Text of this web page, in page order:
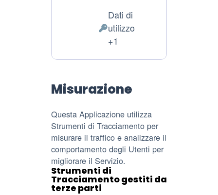
trattamento:
Dati
Personali
trattati:
Dati di
utilizzo
+1
Misurazione
Questa Applicazione utilizza
Strumenti di Tracciamento per
misurare il traffico e analizzare il
comportamento degli Utenti per
migliorare il Servizio.
Strumenti di
Tracciamento gestiti da
terze parti